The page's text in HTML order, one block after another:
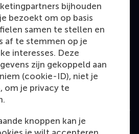
bijhouden
bezoekt om op basis
samen te stellen en
af te stemmen op je
interesses. Deze
zijn gekoppeld aan
(cookie-ID), niet je
om je privacy te
knoppen kan je